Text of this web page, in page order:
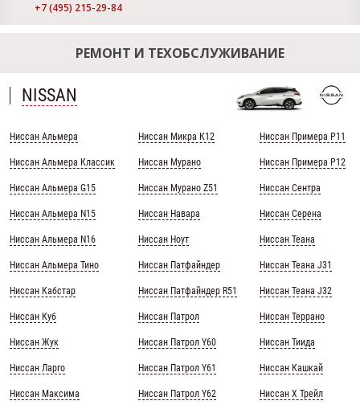
+7 (495) 215-29-84
РЕМОНТ И ТЕХОБСЛУЖИВАНИЕ
NISSAN
Ниссан Альмера
Ниссан Альмера Классик
Ниссан Альмера G15
Ниссан Альмера N15
Ниссан Альмера N16
Ниссан Альмера Тино
Ниссан Кабстар
Ниссан Куб
Ниссан Жук
Ниссан Ларго
Ниссан Максима
Ниссан Микра К12
Ниссан Мурано
Ниссан Мурано Z51
Ниссан Навара
Ниссан Ноут
Ниссан Патфайндер
Ниссан Патфайндер R51
Ниссан Патрол
Ниссан Патрол Y60
Ниссан Патрол Y61
Ниссан Патрол Y62
Ниссан Примера Р11
Ниссан Примера Р12
Ниссан Сентра
Ниссан Серена
Ниссан Теана
Ниссан Теана J31
Ниссан Теана J32
Ниссан Террано
Ниссан Тиида
Ниссан Кашкай
Ниссан Х Трейл